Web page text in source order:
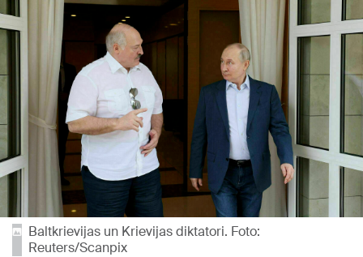
Baltkrievijas un Krievijas diktatori. Foto:
Reuters/Scanpix